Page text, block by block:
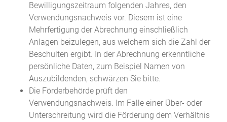
Bewilligungszeitraum folgenden Jahres, den
Verwendungsnachweis vor. Diesem ist eine
Mehrfertigung der Abrechnung einschließlich
Anlagen beizulegen, aus welchem sich die Zahl der
Beschulten ergibt. In der Abrechnung erkenntliche
persönliche Daten, zum Beispiel Namen von
Auszubildenden, schwärzen Sie bitte.
Die Förderbehörde prüft den
Verwendungsnachweis. Im Falle einer Über- oder
Unterschreitung wird die Förderung dem Verhältnis